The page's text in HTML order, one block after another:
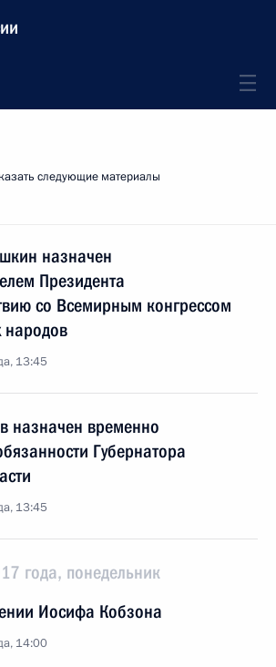
следующие материалы
назначен
Президента
со Всемирным конгрессом
народов
13:45
назначен временно
Губернатора
13:45
года, понедельник
Иосифа Кобзона
14:00